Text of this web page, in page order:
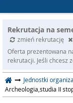
Rekrutacja na
zmień rekrutację
Oferta prezentowana
rekrutacji. Jeśli chcesz
Jednostki
Archeologia,studia II